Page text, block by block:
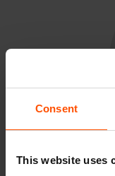
Consent
This website uses